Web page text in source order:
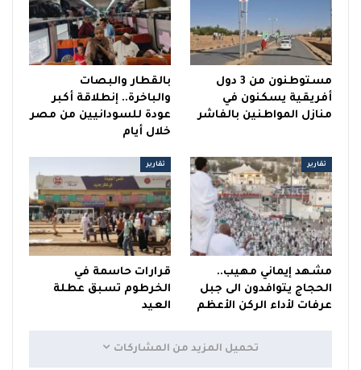
مستوطنون من 3 دول
أفريقية يسكنون في
منازل المواطنين بالفاشر
بالقطار والبصات
والباخرة.. إنطلاقة أكبر
عودة للسودانيين من مصر
خلال أيام
تقارير
مشهد إيماني مهيب..
الحجاج يتوافدون الى جبل
عرفات لأداء الركن الأعظم
تقارير
قرارات حاسمة في
الخرطوم تسبق عطلة
العيد
تحميل المزيد من المشاركات